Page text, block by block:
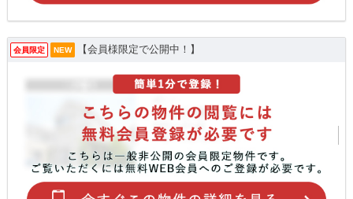
会員限定 NEW 【会員様限定で公開中！】